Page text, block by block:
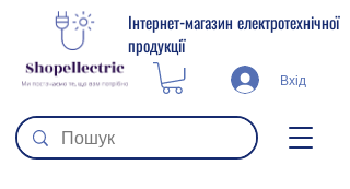
Інтернет-магазин електротехнічної
продукції
Вхід